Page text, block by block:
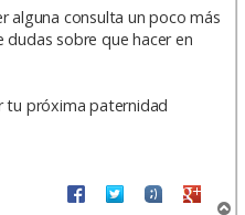
alguna consulta un poco más
sobre que hacer en
tu próxima paternidad